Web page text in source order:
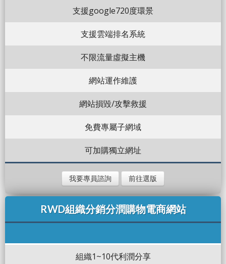
支援google720度環景
支援雲端排名系統
不限流量虛擬主機
網站運作維護
網站損毀/攻擊救援
免費專屬子網域
可加購獨立網址
我要專員諮詢 前往選版
RWD組織分銷分潤購物電商網站
組織1~10代利潤分享